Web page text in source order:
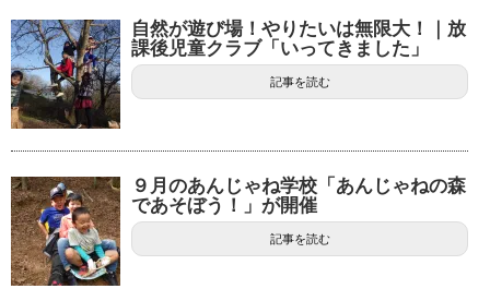
自然が遊び場！やりたいは無限大！｜放
課後児童クラブ「いってきました」
記事を読む
９月のあんじゃね学校「あんじゃねの森
であそぼう！」が開催
記事を読む